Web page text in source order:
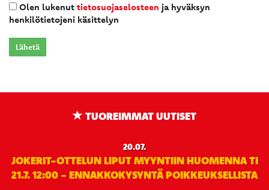
Olen lukenut tietosuojaselosteen ja hyväksyn
henkilötietojeni käsittelyn
Lähetä
TUOREIMMAT UUTISET
20.07.
JOKERIT-OTTELUN LIPUT MYYNTIIN HUOMENNA TI
21.7. 12:00 - ENNAKKOKYSYNTÄ POIKKEUKSELLISTA